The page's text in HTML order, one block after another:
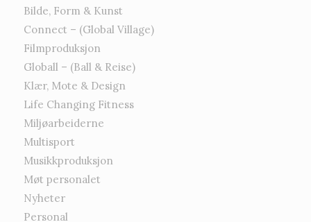
Bilde, Form & Kunst
Connect – (Global Village)
Filmproduksjon
Globall – (Ball & Reise)
Klær, Mote & Design
Life Changing Fitness
Miljøarbeiderne
Multisport
Musikkproduksjon
Møt personalet
Nyheter
Personal